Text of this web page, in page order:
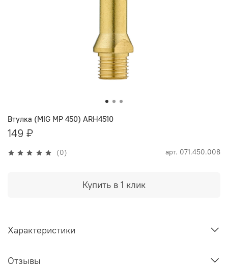
(0) арт. 071.450.008
Втулка (MIG MP 450) ARH4510
149 ₽
Купить в 1 клик
Характеристики
Отзывы